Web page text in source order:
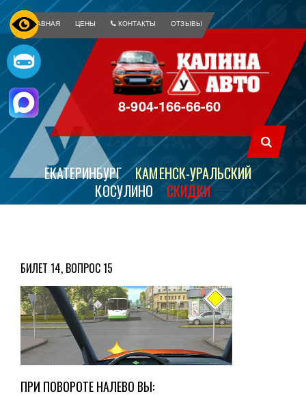
ГЛАВНАЯ ЦЕНЫ КОНТАКТЫ ОТЗЫВЫ
8-904-166-66-60
ЕКАТЕРИНБУРГ
КАМЕНСК-УРАЛЬСКИЙ
КОСУЛИНО
СКИДКИ
БИЛЕТ 14, ВОПРОС 15
ПРИ ПОВОРОТЕ НАЛЕВО ВЫ: